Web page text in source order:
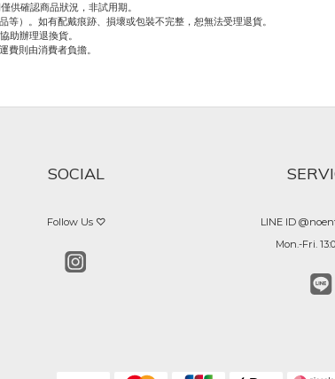
供確認商品狀況，非試用期。
）。如有配戴痕跡、損壞或包裝不完整，恕無法受理退貨。
助辦理退換貨。
費則由消費者負擔。
SOCIAL
Follow Us ♡
LINE ID
Mon.-Fri.